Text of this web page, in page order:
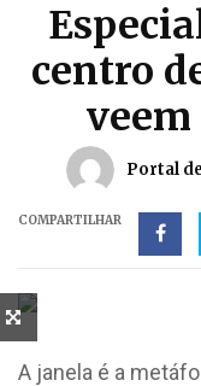
centro
Portal
COMPARTILHAR
A janela é a